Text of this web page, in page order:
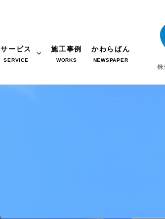
サービス
SERVICE
施工事例
WORKS
かわらばん
NEWSPAPER